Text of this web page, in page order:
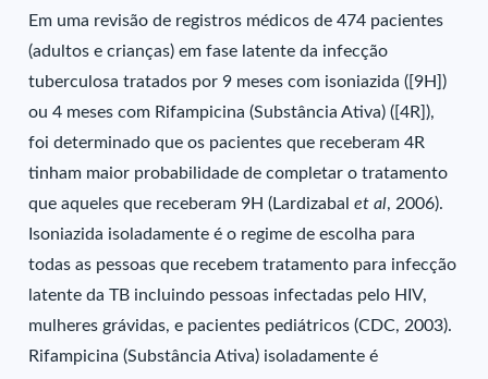
Em uma revisão de registros médicos de 474 pacientes
(adultos e crianças) em fase latente da infecção
tuberculosa tratados por 9 meses com isoniazida ([9H])
ou 4 meses com Rifampicina (Substância Ativa) ([4R]),
foi determinado que os pacientes que receberam 4R
tinham maior probabilidade de completar o tratamento
que aqueles que receberam 9H (Lardizabalet al, 2006).
Isoniazida isoladamente é o regime de escolha para
todas as pessoas que recebem tratamento para infecção
latente da TB incluindo pessoas infectadas pelo HIV,
mulheres grávidas, e pacientes pediátricos (CDC, 2003).
Rifampicina (Substância Ativa) isoladamente é